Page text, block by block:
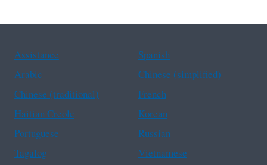
Assistance
Spanish
Arabic
Chinese (simplified)
Chinese (traditional)
French
Haitian Creole
Korean
Portuguese
Russian
Tagalog
Vietnamese